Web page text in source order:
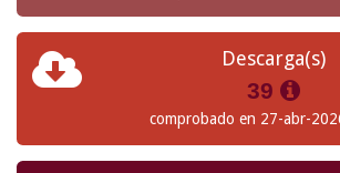
Descarga(s)
39
comprobado en 27-abr-